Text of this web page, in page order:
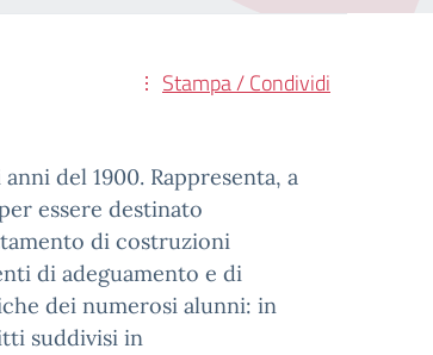
Stampa / Condividi
del 1900. Rappresenta, a
essere destinato
di costruzioni
di adeguamento e di
dei numerosi alunni: in
suddivisi in